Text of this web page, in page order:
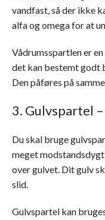
vandfast, så der ikke
alfa og omega for at
Vådrumsspartlen er
det kan bestemt godt
Den påføres på
3. Gulvspartel
Du skal bruge
meget
over gulvet. Dit gulv
slid.
Gulvspartel kan